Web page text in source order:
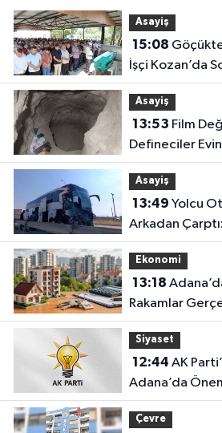
Asayiş
15:08
İşçi Kozan’da
Uğurlandı
Asayiş
13:53
Defineciler Evin
Asayiş
13:49
Arkadan Çarptı:
Ekonomi
13:18
Rakamlar
Siyaset
12:44
Adana’da
Çevre